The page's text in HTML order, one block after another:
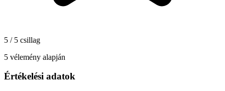
5 / 5 csillag
5 vélemény alapján
Értékelési adatok